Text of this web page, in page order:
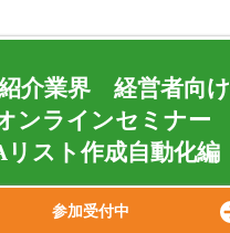
介業界 経営者向け
ンラインセミナー
リスト作成自動化編
参加受付中